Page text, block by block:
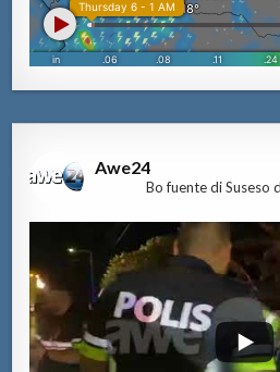
Awe24
Bo fuente di Suseso